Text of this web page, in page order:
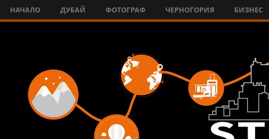
НАЧАЛО ДУБАЙ ФОТОГРАФ ЧЕРНОГОРИЯ БИЗНЕС